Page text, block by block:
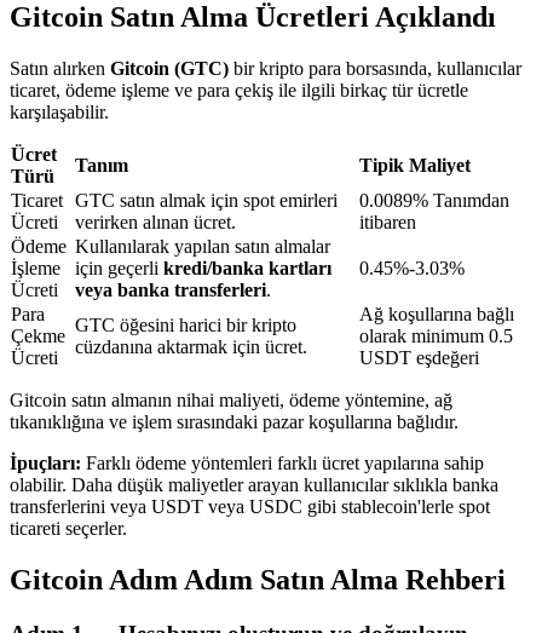
BTR Kilitleme
BTR sahiplerine özel yatırımlar
Kripto destekli borçlanma hizmeti
Gitcoin Satın Alma Ücretleri Açıklandı
Satın alırken Gitcoin (GTC) bir kripto para borsasında, kullanıcılar
ticaret, ödeme işleme ve para çekiş ile ilgili birkaç tür ücretle
karşılaşabilir.
Ücret
Türü
Tanım
Tipik Maliyet
Ticaret
Ücreti
GTC satın almak için spot emirleri
verirken alınan ücret.
0.0089% Tanımdan
itibaren
Ödeme
İşleme
Ücreti
Kullanılarak yapılan satın almalar
için geçerli kredi/banka kartları
veya banka transferleri.
0.45%-3.03%
Para
Çekme
Ücreti
GTC öğesini harici bir kripto
cüzdanına aktarmak için ücret.
Ağ koşullarına bağlı
olarak minimum 0.5
USDT eşdeğeri
Gitcoin satın almanın nihai maliyeti, ödeme yöntemine, ağ
tıkanıklığına ve işlem sırasındaki pazar koşullarına bağlıdır.
İpuçları: Farklı ödeme yöntemleri farklı ücret yapılarına sahip
olabilir. Daha düşük maliyetler arayan kullanıcılar sıklıkla banka
transferlerini veya USDT veya USDC gibi stablecoin'lerle spot
ticareti seçerler.
Gitcoin Adım Adım Satın Alma Rehberi